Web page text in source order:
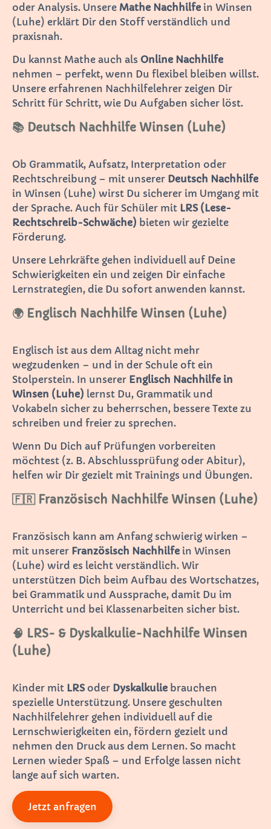
oder Analysis. Unsere Mathe Nachhilfe in Winsen
(Luhe) erklärt Dir den Stoff verständlich und
praxisnah.
Du kannst Mathe auch als Online Nachhilfe
nehmen – perfekt, wenn Du flexibel bleiben willst.
Unsere erfahrenen Nachhilfelehrer zeigen Dir
Schritt für Schritt, wie Du Aufgaben sicher löst.
📚 Deutsch Nachhilfe Winsen (Luhe)
Ob Grammatik, Aufsatz, Interpretation oder
Rechtschreibung – mit unserer Deutsch Nachhilfe
in Winsen (Luhe) wirst Du sicherer im Umgang mit
der Sprache. Auch für Schüler mit LRS (Lese-
Rechtschreib-Schwäche) bieten wir gezielte
Förderung.
Unsere Lehrkräfte gehen individuell auf Deine
Schwierigkeiten ein und zeigen Dir einfache
Lernstrategien, die Du sofort anwenden kannst.
🌍 Englisch Nachhilfe Winsen (Luhe)
Englisch ist aus dem Alltag nicht mehr
wegzudenken – und in der Schule oft ein
Stolperstein. In unserer Englisch Nachhilfe in
Winsen (Luhe) lernst Du, Grammatik und
Vokabeln sicher zu beherrschen, bessere Texte zu
schreiben und freier zu sprechen.
Wenn Du Dich auf Prüfungen vorbereiten
möchtest (z. B. Abschlussprüfung oder Abitur),
helfen wir Dir gezielt mit Trainings und Übungen.
🇫🇷 Französisch Nachhilfe Winsen (Luhe)
Französisch kann am Anfang schwierig wirken –
mit unserer Französisch Nachhilfe in Winsen
(Luhe) wird es leicht verständlich. Wir
unterstützen Dich beim Aufbau des Wortschatzes,
bei Grammatik und Aussprache, damit Du im
Unterricht und bei Klassenarbeiten sicher bist.
🧠 LRS- & Dyskalkulie-Nachhilfe Winsen
(Luhe)
Kinder mit LRSoder Dyskalkulie brauchen
spezielle Unterstützung. Unsere geschulten
Nachhilfelehrer gehen individuell auf die
Lernschwierigkeiten ein, fördern gezielt und
nehmen den Druck aus dem Lernen. So macht
Lernen wieder Spaß – und Erfolge lassen nicht
lange auf sich warten.
Jetzt anfragen